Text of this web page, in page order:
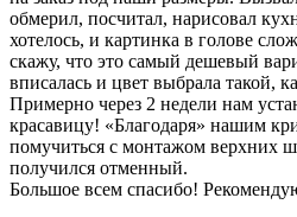
обмерил, посчитал, нарисовал
хотелось, и картинка в голове
скажу, что это самый дешевый
вписалась и цвет выбрала такой,
Примерно через 2 недели нам
красавицу! «Благодаря» нашим
помучиться с монтажом верхних
получился отменный.
Большое всем спасибо!